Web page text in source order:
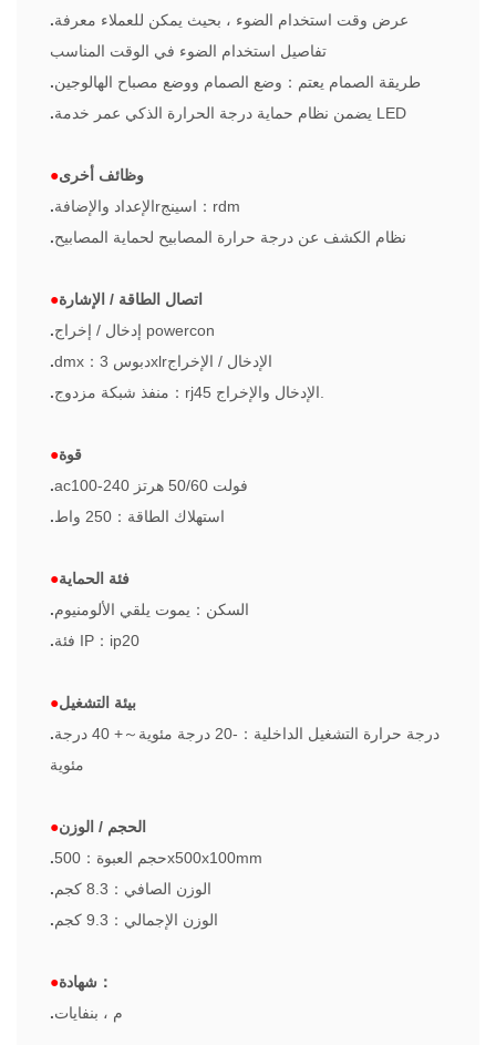
.عرض وقت استخدام الضوء ، بحيث يمكن للعملاء معرفة
تفاصيل استخدام الضوء في الوقت المناسب
.
طريقة الصمام يعتم ： وضع الصمام ووضع مصباح الهالوجين
.
يضمن نظام حماية درجة الحرارة الذكي عمر خدمة LED
●وظائف أخرى
.الإعداد والإضافةrاسينج ： rdm
.نظام الكشف عن درجة حرارة المصابيح لحماية المصابيح
●اتصال الطاقة / الإشارة
.
إدخال / إخراج powercon
.dmx ： 3 دبوسxlrالإدخال / الإخراج
.منفذ شبكة مزدوج ： rj45 الإدخال والإخراج.
●قوة
.
ac100-240 فولت 50/60 هرتز
.
استهلاك الطاقة ： 250 واط
●فئة الحماية
.
السكن ： يموت يلقي الألومنيوم
.
فئة IP ： ip20
●بيئة التشغيل
.
درجة حرارة التشغيل الداخلية ： -20 درجة مئوية ～
+ 40 درجة
مئوية
●الحجم / الوزن
.
حجم العبوة ：
500x500x100mm
.
الوزن الصافي ： 8.3 كجم
.
الوزن الإجمالي ： 9.3 كجم
●شهادة ：
.م ، بنفايات